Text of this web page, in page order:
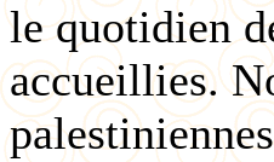
le quotidien
accueillies.